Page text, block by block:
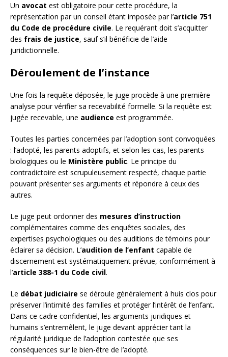
Un avocat est obligatoire pour cette procédure, la
représentation par un conseil étant imposée par l’article 751
du Code de procédure civile. Le requérant doit s’acquitter
des frais de justice, sauf s’il bénéficie de l’aide
juridictionnelle.
Déroulement de l’instance
Une fois la requête déposée, le juge procède à une première
analyse pour vérifier sa recevabilité formelle. Si la requête est
jugée recevable, une audience est programmée.
Toutes les parties concernées par l’adoption sont convoquées
: l’adopté, les parents adoptifs, et selon les cas, les parents
biologiques ou le Ministère public. Le principe du
contradictoire est scrupuleusement respecté, chaque partie
pouvant présenter ses arguments et répondre à ceux des
autres.
Le juge peut ordonner des mesures d’instruction
complémentaires comme des enquêtes sociales, des
expertises psychologiques ou des auditions de témoins pour
éclairer sa décision. L’audition de l’enfant capable de
discernement est systématiquement prévue, conformément à
l’article 388-1 du Code civil.
Le débat judiciaire se déroule généralement à huis clos pour
préserver l’intimité des familles et protéger l’intérêt de l’enfant.
Dans ce cadre confidentiel, les arguments juridiques et
humains s’entremêlent, le juge devant apprécier tant la
régularité juridique de l’adoption contestée que ses
conséquences sur le bien-être de l’adopté.